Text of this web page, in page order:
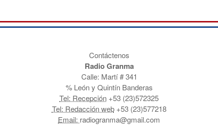
Contáctenos
Radio Granma
Calle: Martí # 341
% León y Quintín Banderas
Tel: Recepción +53 (23)572325
Tel: Redacción web+53 (23)577218
Email: radiogranma@gmail.com